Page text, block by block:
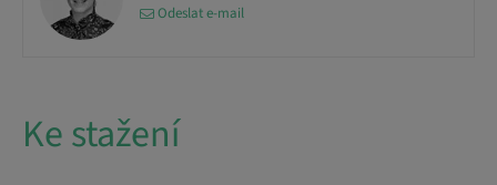
Odeslat e-mail
Ke stažení